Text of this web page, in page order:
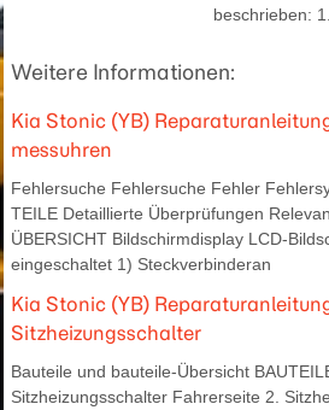
beschrieben:
Weitere Informationen:
Kia Stonic (YB)
messuhren
Fehlersuche Fehlersuche Fehler
TEILE Detaillierte Überprüfungen
ÜBERSICHT Bildschirmdisplay LCD-
eingeschaltet 1) Steckverbinderan
Kia Stonic (YB)
Sitzheizungsschalter
Bauteile und bauteile-Übersicht
Sitzheizungsschalter Fahrerseite 2.